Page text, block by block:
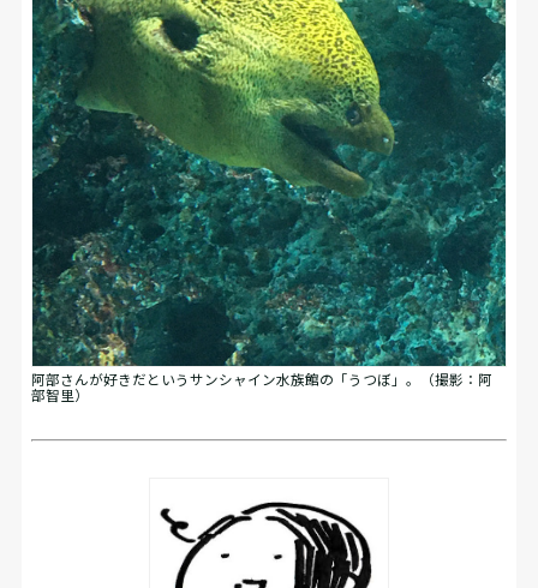
阿部さんが好きだというサンシャイン水族館の「うつぼ」。（撮影：阿
部智里）